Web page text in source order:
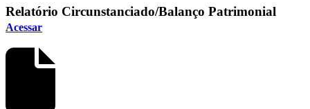
Relatório Circunstanciado/Balanço Patrimonial
Acessar